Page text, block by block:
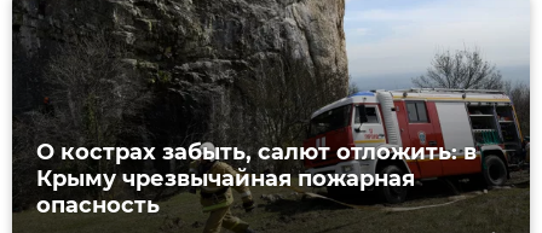
О кострах забыть, салют отложить: в
Крыму чрезвычайная пожарная
опасность